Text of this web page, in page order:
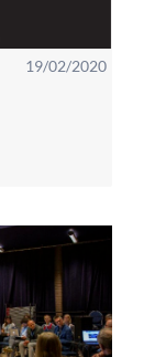
19/02/2020